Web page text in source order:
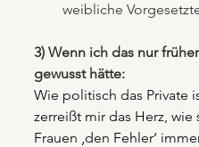
weibliche
3) Wenn ich das nur früher
gewusst hätte:
Wie politisch das Private
zerreißt mir das Herz, wie
Frauen ‚den Fehler‘